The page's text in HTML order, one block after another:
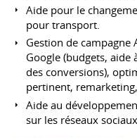
Aide pour le
pour transport.
Gestion de campagne
Google (budgets, aide
des conversions),
pertinent,
Aide au
sur les réseaux